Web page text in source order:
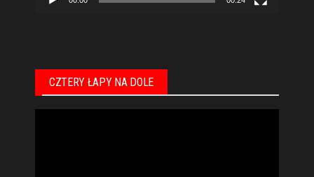
CZTERY ŁAPY NA DOLE